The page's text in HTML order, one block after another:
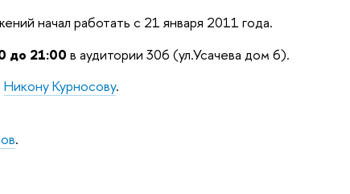
начал работать с 21 января 2011 года.
до 21:00 в аудитории 306 (ул.Усачева дом 6).
Никону Курносову.
.